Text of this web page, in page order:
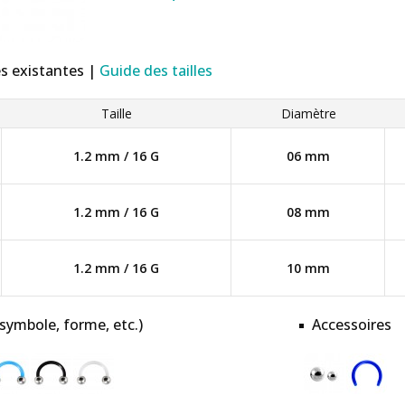
existantes | Guide des tailles
Taille Diamètre
1.2 mm / 16 G 06 mm
1.2 mm / 16 G 08 mm
1.2 mm / 16 G 10 mm
Accessoires
forme, etc.)